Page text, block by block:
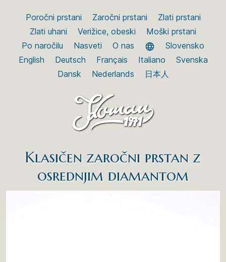
Poročni prstani Zaročni prstani
Zlati prstani
Zlati uhani
Verižice, obeski
Moški prstani
Po naročilu
Nasveti O nas
Slovensko
English
Deutsch Français Italiano
Svenska
Dansk
Nederlands 日本人
Klasičen zaročni prstan z
osrednjim diamantom